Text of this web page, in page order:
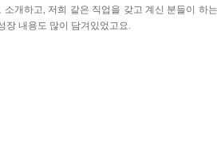
소개하고
저희 같은 직업을 갖고 계신 분들이 하
장 내용도 많이 담겨있었고요